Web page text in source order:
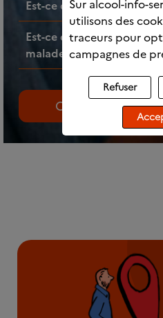
Est-ce que l’alcool fait
Est-ce que faire des
malade ?
Consultez toutes
Sur alcool-info-
utilisons des
traceurs pour
campagnes de
Refuser